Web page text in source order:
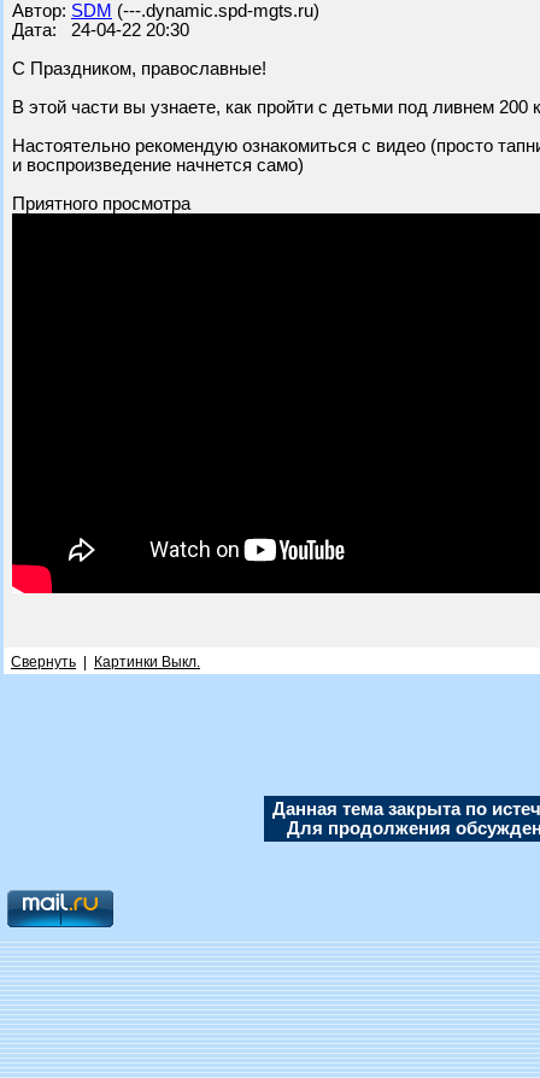
Автор: SDM (---.dynamic.spd-mgts.ru)
Дата: 24-04-22 20:30
С Праздником, православные!
В этой части вы узнаете, как пройти с детьми под ливнем
Настоятельно рекомендую ознакомиться с видео (просто
и воспроизведение начнется само)
Приятного просмотра
Свернуть Картинки Выкл.
Данная тема закрыта по
Для продолжения